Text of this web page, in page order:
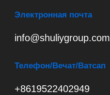
Электронная почта
info@shuliygroup.com
Телефон/Вечат/Ватсап
+8619522402949